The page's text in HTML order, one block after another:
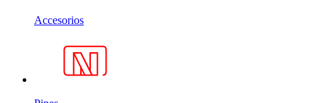
Accesorios